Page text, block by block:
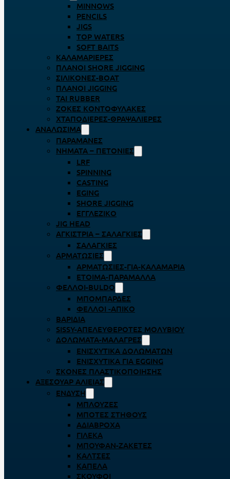
MINNOWS
PENCILS
JIGS
TOP WATERS
SOFT BAITS
ΚΑΛΑΜΑΡΙΈΡΕΣ
ΠΛΆΝΟΙ SHORE JIGGING
ΣΙΛΙΚΌΝΕΣ-BOAT
ΠΛΆΝΟΙ JIGGING
TAI RUBBER
ΖΌΚΕΣ ΚΟΝΤΟΦΎΛΑΚΕΣ
ΧΤΑΠΟΔΙΈΡΕΣ-ΘΡΑΨΑΛΙΈΡΕΣ
ΑΝΑΛΏΣΙΜΑ
ΠΑΡΑΜΆΝΕΣ
ΝΉΜΑΤΑ – ΠΕΤΟΝΙΈΣ
LRF
SPINNING
CASTING
EGING
SHORE JIGGING
ΕΓΓΛΈΖΙΚΟ
JIG HEAD
ΑΓΚΊΣΤΡΙΑ – ΣΑΛΑΓΚΙΈΣ
ΣΑΛΑΓΚΙΈΣ
ΑΡΜΑΤΩΣΙΈΣ
ΑΡΜΑΤΩΣΙΈΣ-ΓΙΑ-ΚΑΛΑΜΆΡΙΑ
ΈΤΟΙΜΑ-ΠΑΡΆΜΑΛΛΑ
ΦΕΛΛΟΊ-BULDO
ΜΠΟΜΠΆΡΔΕΣ
ΦΕΛΛΟΊ -ΑΠΊΚΟ
ΒΑΡΊΔΙΑ
SISSY-ΑΠΕΛΕΥΘΕΡΟΤΈΣ ΜΟΛΥΒΙΟΎ
ΔΟΛΏΜΑΤΑ-ΜΑΛΆΓΡΕΣ
ΕΝΙΣΧΥΤΙΚΆ ΔΟΛΩΜΆΤΩΝ
ΕΝΙΣΧΥΤΙΚΆ ΓΙΑ EGGING
ΣΚΌΝΕΣ ΠΛΑΣΤΙΚΟΠΟΊΗΣΗΣ
ΑΞΕΣΟΥΆΡ ΑΛΙΕΊΑΣ
ΈΝΔΥΣΗ
ΜΠΛΟΎΖΕΣ
ΜΠΌΤΕΣ ΣΤΉΘΟΥΣ
ΑΔΙΆΒΡΟΧΑ
ΓΙΛΈΚΑ
ΜΠΟΥΦΆΝ-ΖΑΚΈΤΕΣ
ΚΆΛΤΣΕΣ
ΚΑΠΈΛΑ
ΣΚΟΎΦΟΙ